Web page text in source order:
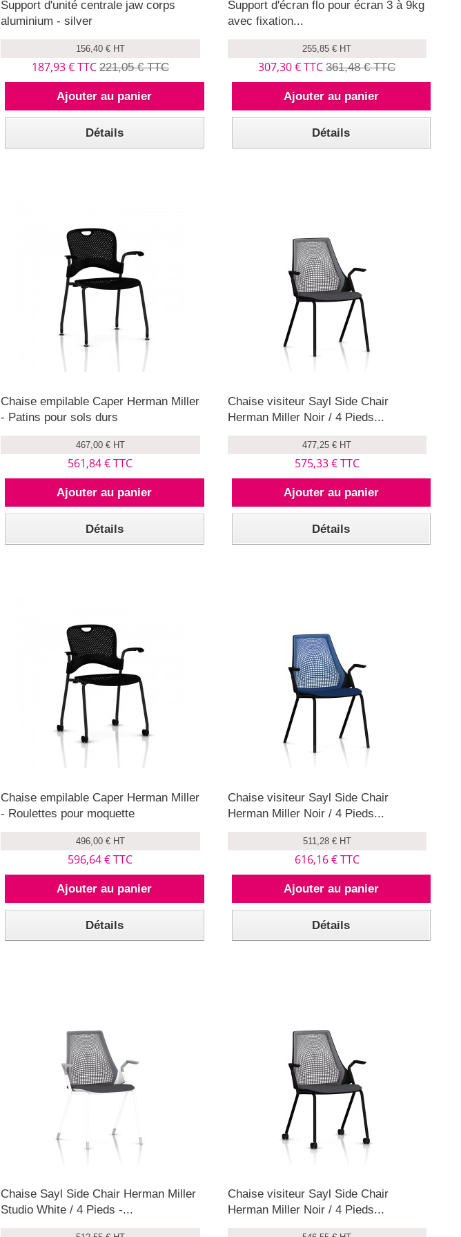
Support d'unité centrale jaw corps
aluminium - silver
156,40 € HT
187,93 € TTC 221,05 € TTC
Ajouter au panier
Détails
Support d'écran flo pour écran 3 à 9kg
avec fixation...
255,85 € HT
307,30 € TTC 361,48 € TTC
Ajouter au panier
Détails
Chaise empilable Caper Herman Miller
- Patins pour sols durs
467,00 € HT
561,84 € TTC
Ajouter au panier
Détails
Chaise visiteur Sayl Side Chair
Herman Miller Noir / 4 Pieds...
477,25 € HT
575,33 € TTC
Ajouter au panier
Détails
Chaise empilable Caper Herman Miller
- Roulettes pour moquette
496,00 € HT
596,64 € TTC
Ajouter au panier
Détails
Chaise visiteur Sayl Side Chair
Herman Miller Noir / 4 Pieds...
511,28 € HT
616,16 € TTC
Ajouter au panier
Détails
Chaise Sayl Side Chair Herman Miller
Studio White / 4 Pieds -...
Chaise visiteur Sayl Side Chair
Herman Miller Noir / 4 Pieds...